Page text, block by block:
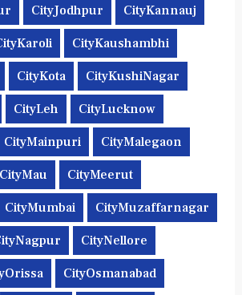
CityJodhpur CityKannauj
CityKaushambhi
CityKota CityKushiNagar
CityLeh CityLucknow
CityMainpuri CityMalegaon
CityMau CityMeerut
CityMumbai CityMuzaffarnagar
CityNellore
CityOsmanabad